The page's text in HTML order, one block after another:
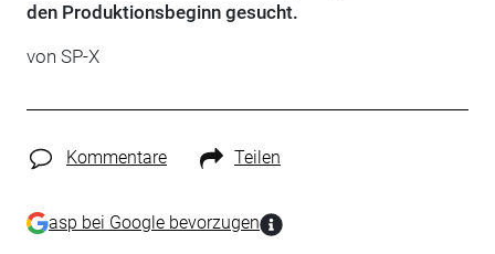
den Produktionsbeginn gesucht.
von SP-X
Kommentare Teilen
asp bei Google bevorzugen